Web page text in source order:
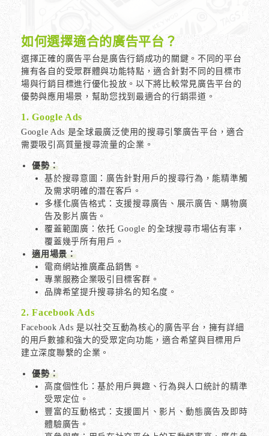
如何選擇適合的廣告平台？
選擇正確的廣告平台是廣告行銷成功的關鍵。不同的平台
擁有各自的受眾群體與功能特點，適合針對不同的目標市
場與行銷目標進行優化投放。以下將比較常見廣告平台的
優勢與應用場景，幫助您找到最適合的行銷渠道。
1. Google Ads
Google Ads 是全球最廣泛使用的搜尋引擎廣告平台，適合
需要吸引高質量搜尋流量的企業。
優勢：
基於搜尋意圖：廣告針對用戶的搜尋行為，能精準觸
及需求明確的潛在客戶。
多樣化廣告格式：支援搜尋廣告、展示廣告、購物廣
告及影片廣告。
覆蓋範圍廣：依托 Google 的全球搜尋市場佔有率，
覆蓋幾乎所有用戶。
適用場景：
電商網站推廣產品銷售。
專業服務企業吸引目標客群。
品牌希望提升搜尋排名的知名度。
2. Facebook Ads
Facebook Ads 是以社交互動為核心的廣告平台，擁有詳細
的用戶數據和強大的受眾定向功能，適合希望與目標用戶
建立深度聯繫的企業。
優勢：
高度個性化：基於用戶興趣、行為與人口統計的精準
受眾定位。
豐富的互動格式：支援圖片、影片、動態廣告及即時
體驗廣告。